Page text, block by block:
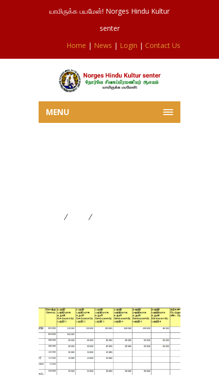
யாமிருக்க பயமேன்! Norges Hindu Kultur
senter
Home | News | Login | Contact Us
MENU